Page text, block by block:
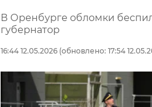
В Оренбурге обломки
губернатор
16:44 12.05.2026 (обновлено: 17:54